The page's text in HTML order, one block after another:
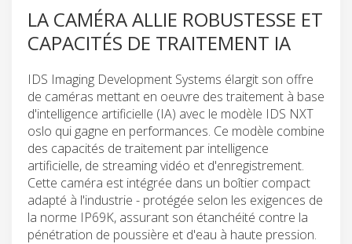
LA CAMÉRA ALLIE ROBUSTESSE ET
CAPACITÉS DE TRAITEMENT IA
IDS Imaging Development Systems élargit son offre
de caméras mettant en oeuvre des traitement à base
d'intelligence artificielle (IA) avec le modèle IDS NXT
oslo qui gagne en performances. Ce modèle combine
des capacités de traitement par intelligence
artificielle, de streaming vidéo et d'enregistrement.
Cette caméra est intégrée dans un boîtier compact
adapté à l'industrie - protégée selon les exigences de
la norme IP69K, assurant son étanchéité contre la
pénétration de poussière et d'eau à haute pression.